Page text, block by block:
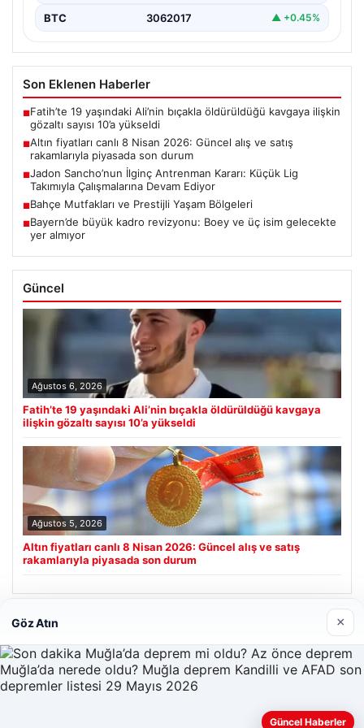
BTC 3062017 ▲ +0.45%
Son Eklenen Haberler
■Fatih’te 19 yaşındaki Ali’nin bıçakla öldürüldüğü kavgaya ilişkin
gözaltı sayısı 10’a yükseldi
■Altın fiyatları canlı 8 Nisan 2026: Güncel alış ve satış
rakamlarıyla piyasada son durum
■Jadon Sancho’nun İlginç Antrenman Kararı: Küçük Lig
Takımıyla Çalışmalarına Devam Ediyor
■Bahçe Mutfakları ve Prestijli Yaşam Bölgeleri
■Bayern’de büyük kadro revizyonu: Boey ve üç isim gelecekte
yer almıyor
Güncel
Ağustos 6, 2026
Fatih’te 19 yaşındaki Ali’nin bıçakla öldürüldüğü kavgaya
ilişkin gözaltı sayısı 10’a yükseldi
Ağustos 5, 2026
Altın fiyatları canlı 8 Nisan 2026: Güncel alış ve satış
rakamlarıyla piyasada son durum
Son Eklenen Firmalar
Prenses Night Club
Nisan 29, 2026
Göz Atın ×
Güncel Haberler